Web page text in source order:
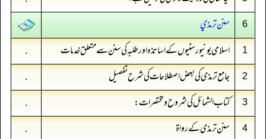
6 سنن ترمذي
1 اسلامی یونیورسٹیوں کے اساتذہ اور طلبہ کی سنن سے متعلق خدمات .
2 جامع ترمذی کی بعض اصطلاحات کی شرح تفصیل .
3 کتاب الشمائل کی شروح ومختصرات: .
4 سنن ترمذی کے رواۃ .